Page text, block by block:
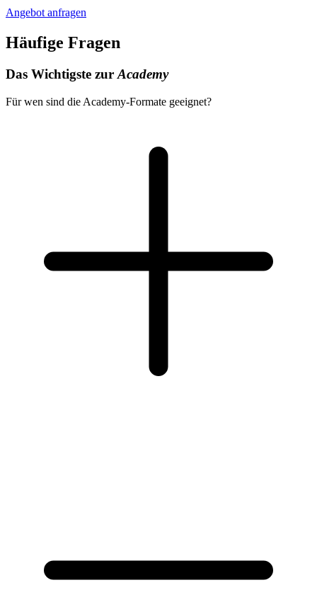
Angebot anfragen
Häufige Fragen
Das Wichtigste zur Academy
Für wen sind die Academy-Formate geeignet?